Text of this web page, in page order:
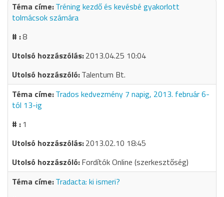
Tréning kezdő és kevésbé gyakorlott
tolmácsok számára
8
2013.04.25 10:04
Talentum Bt.
Trados kedvezmény 7 napig, 2013. február 6-
tól 13-ig
1
2013.02.10 18:45
Fordítók Online (szerkesztőség)
Tradacta: ki ismeri?